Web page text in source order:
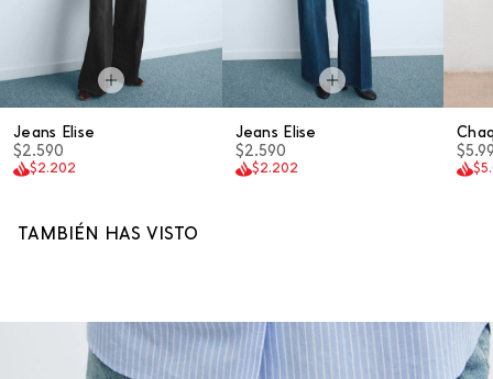
Jeans Elise
$2.590
$2.202
Jeans Elise
$2.590
$2.202
TAMBIÉN HAS VISTO